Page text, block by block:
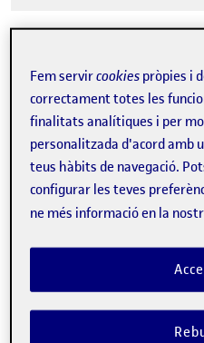
La inscripció ha finalitzat.
Inscriure-s'hi
Contacte
Sobre
Sanitat i salut
Fem servircookies pròpies i
correctament totes les
finalitats analítiques i per
personalitzada d'acord amb
teus hàbits de navegació.
configurar les teves
ne més informació en la